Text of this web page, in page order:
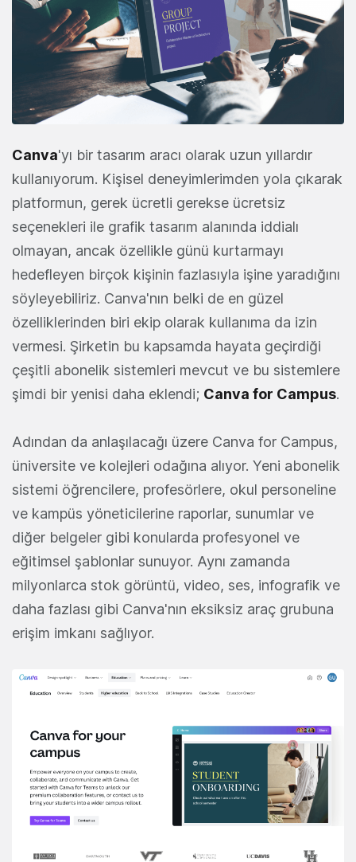
Canva'yı bir tasarım aracı olarak uzun yıllardır
kullanıyorum. Kişisel deneyimlerimden yola çıkarak
platformun, gerek ücretli gerekse ücretsiz
seçenekleri ile grafik tasarım alanında iddialı
olmayan, ancak özellikle günü kurtarmayı
hedefleyen birçok kişinin fazlasıyla işine yaradığını
söyleyebiliriz. Canva'nın belki de en güzel
özelliklerinden biri ekip olarak kullanıma da izin
vermesi. Şirketin bu kapsamda hayata geçirdiği
çeşitli abonelik sistemleri mevcut ve bu sistemlere
şimdi bir yenisi daha eklendi; Canva for Campus.
Adından da anlaşılacağı üzere Canva for Campus,
üniversite ve kolejleri odağına alıyor. Yeni abonelik
sistemi öğrencilere, profesörlere, okul personeline
ve kampüs yöneticilerine raporlar, sunumlar ve
diğer belgeler gibi konularda profesyonel ve
eğitimsel şablonlar sunuyor. Aynı zamanda
milyonlarca stok görüntü, video, ses, infografik ve
daha fazlası gibi Canva'nın eksiksiz araç grubuna
erişim imkanı sağlıyor.